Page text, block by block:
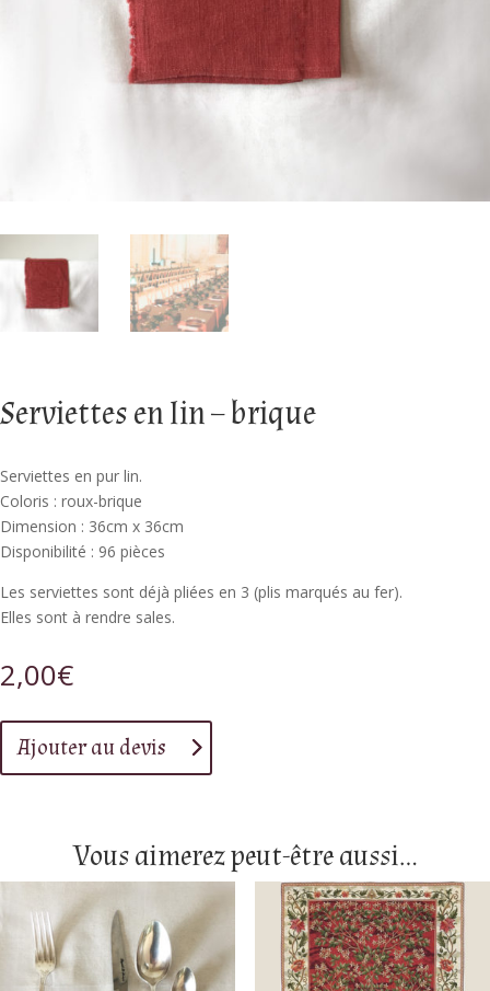
Serviettes en lin – brique
Serviettes en pur lin.
Coloris : roux-brique
Dimension : 36cm x 36cm
Disponibilité : 96 pièces
Les serviettes sont déjà pliées en 3 (plis marqués au fer).
Elles sont à rendre sales.
2,00€
Ajouter au devis
Vous aimerez peut-être aussi…